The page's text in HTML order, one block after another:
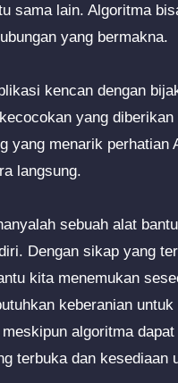
sama lain. Algoritma
yang bermakna.
kencan dengan
yang
yang menarik perhatian
langsung.
sebuah alat
Dengan sikap yang
kita menemukan
keberanian
algoritma
terbuka dan kesediaan